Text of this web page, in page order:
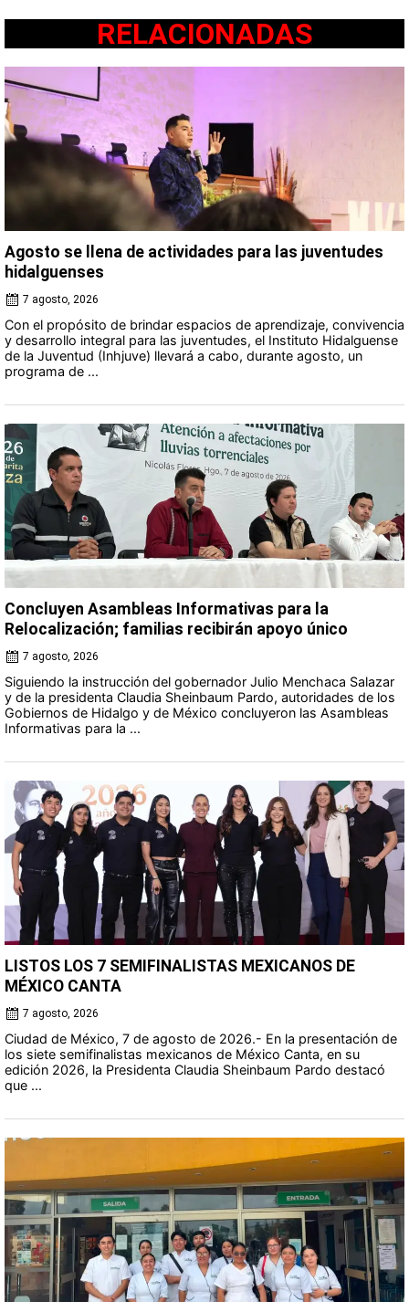
RELACIONADAS
Agosto se llena de actividades para las juventudes
hidalguenses
7 agosto, 2026
Con el propósito de brindar espacios de aprendizaje, convivencia
y desarrollo integral para las juventudes, el Instituto Hidalguense
de la Juventud (Inhjuve) llevará a cabo, durante agosto, un
programa de ...
Concluyen Asambleas Informativas para la
Relocalización; familias recibirán apoyo único
7 agosto, 2026
Siguiendo la instrucción del gobernador Julio Menchaca Salazar
y de la presidenta Claudia Sheinbaum Pardo, autoridades de los
Gobiernos de Hidalgo y de México concluyeron las Asambleas
Informativas para la ...
LISTOS LOS 7 SEMIFINALISTAS MEXICANOS DE
MÉXICO CANTA
7 agosto, 2026
Ciudad de México, 7 de agosto de 2026.- En la presentación de
los siete semifinalistas mexicanos de México Canta, en su
edición 2026, la Presidenta Claudia Sheinbaum Pardo destacó
que ...